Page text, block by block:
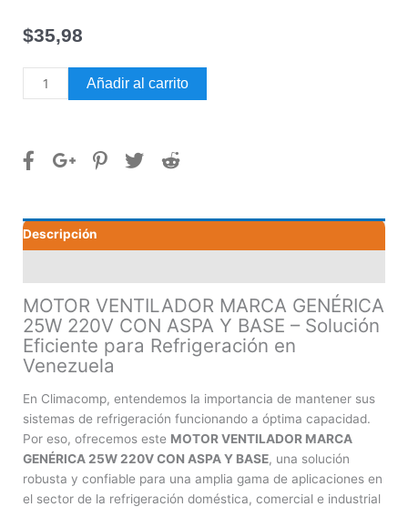
$35,98
MOTOR
VENTILADOR
25W
ASPA
Y
Añadir al carrito
Descripción
MOTOR VENTILADOR MARCA GENÉRICA
25W 220V CON ASPA Y BASE – Solución
Eficiente para Refrigeración en
Venezuela
En Climacomp, entendemos la importancia de mantener sus
sistemas de refrigeración funcionando a óptima capacidad.
Por eso, ofrecemos este MOTOR VENTILADOR MARCA
GENÉRICA 25W 220V CON ASPA Y BASE, una solución
robusta y confiable para una amplia gama de aplicaciones en
el sector de la refrigeración doméstica, comercial e industrial